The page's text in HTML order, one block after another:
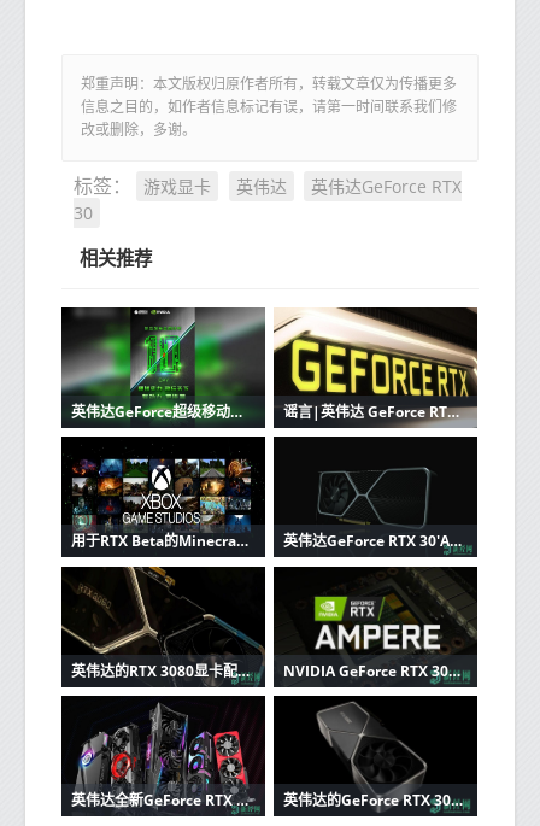
郑重声明：本文版权归原作者所有，转载文章仅为传播更多
信息之目的，如作者信息标记有误，请第一时间联系我们修
改或删除，多谢。
标签： 游戏显卡 英伟达
英伟达GeForce RTX
30
相关推荐
英伟达GeForce超级移动GPU首批搭载英特尔 Comet Lake-H处理器的笔记本电脑将于4月2日发布 谣言|英伟达 GeForce RTX 3090 Ampere GPU支持4,992个CUDA内核和12 GB的18 Gbps VRAM
用于RTX Beta的Minecraft发出光线追踪的流行信号 英伟达GeForce RTX 30'Ampere'图形卡具有Micron的下一代GDDR6X内存RTX 3090，带宽高达1 TB / s
英伟达的RTX 3080显卡配备2.1 GHz GPU和GDDR6X显存 NVIDIA GeForce RTX 3090旗舰级安培图形卡的价格为1399美元
英伟达全新GeForce RTX 30系列使色彩绚丽夺目 英伟达的GeForce RTX 3090图形卡标准ATX外壳内的三槽巨兽